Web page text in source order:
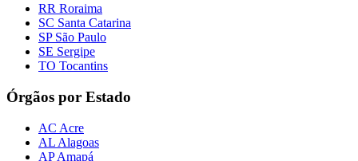
RR Roraima
SC Santa Catarina
SP São Paulo
SE Sergipe
TO Tocantins
Órgãos por Estado
AC Acre
AL Alagoas
AP Amapá